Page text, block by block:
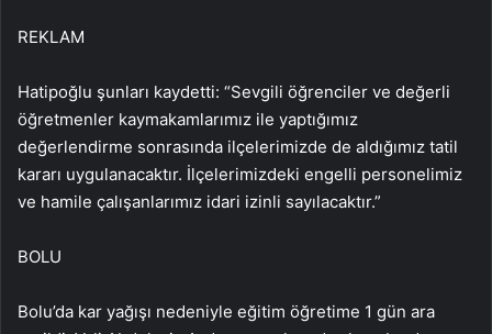
REKLAM
Hatipoğlu şunları kaydetti: “Sevgili öğrenciler ve değerli
öğretmenler kaymakamlarımız ile yaptığımız
değerlendirme sonrasında ilçelerimizde de aldığımız tatil
kararı uygulanacaktır. İlçelerimizdeki engelli personelimiz
ve hamile çalışanlarımız idari izinli sayılacaktır.”
BOLU
Bolu’da kar yağışı nedeniyle eğitim öğretime 1 gün ara